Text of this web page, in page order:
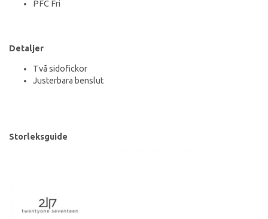
PFC Fri
Detaljer
Två sidofickor
Justerbara benslut
Storleksguide